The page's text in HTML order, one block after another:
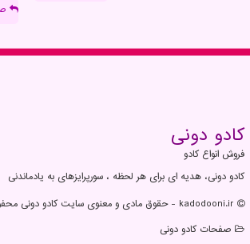
كادو دونی
فروش انواع کادو
کادو دونی، هدیه ای برای هر لحظه ، سورپرایزهای به یادماندنی
صفحات كادو دونی